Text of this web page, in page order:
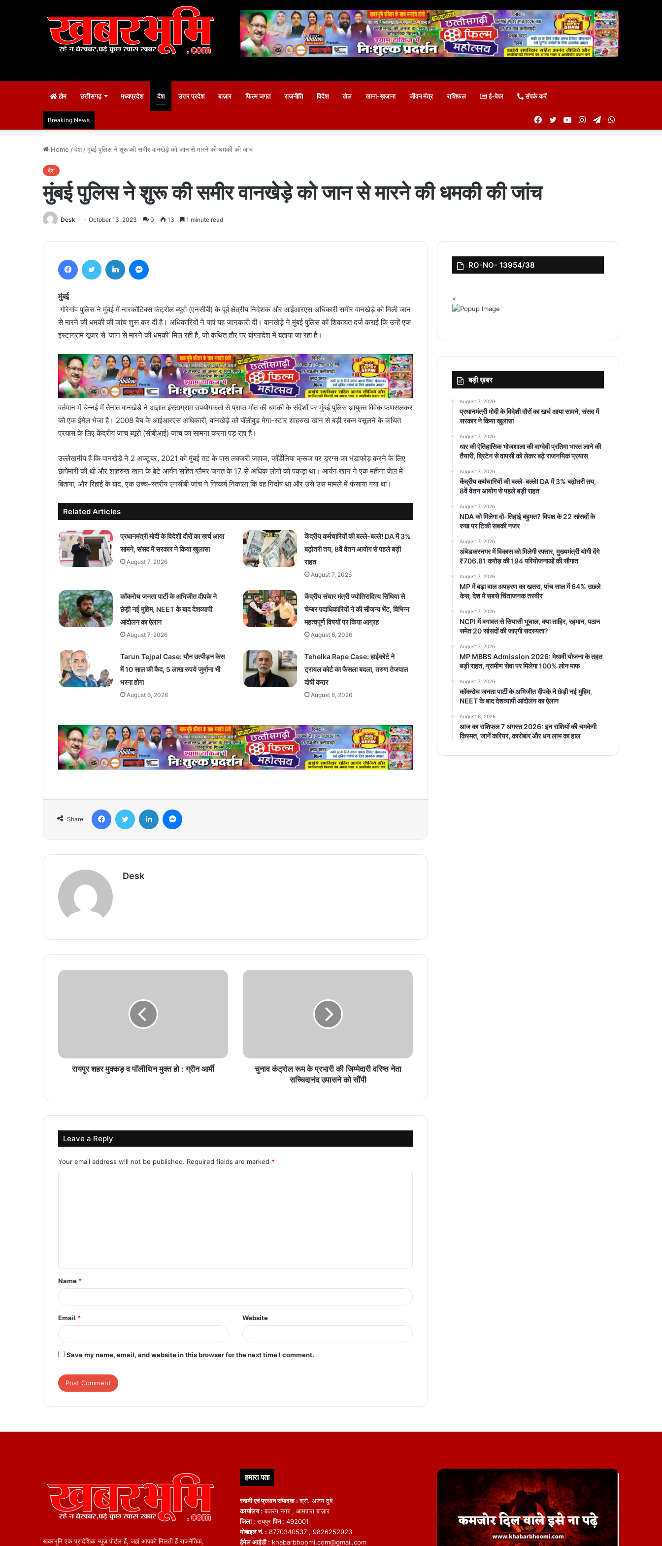
होम छत्तीसगढ़ मध्यप्रदेश देश उत्तर प्रदेश बाज़ार फिल्म जगत राजनीति विदेश खेल खाना-ख़जाना जीवन मंत्र राशिफल ई-पेपर संपर्क करें
Breaking News Telegram
Instagram
YouTube
Twitter
Facebook
Home /देश /मुंबई पुलिस ने शुरू की समीर वानखेड़े को जान से मारने की धमकी की जांच
देश
मुंबई पुलिस ने शुरू की समीर वानखेड़े को जान से मारने की धमकी की जांच
Desk October 13, 2023 0 13 1 minute read
मुंबई
गोरेगांव पुलिस ने मुंबई में नारकोटिक्स कंट्रोल ब्यूरो (एनसीबी) के पूर्व क्षेत्रीय निदेशक और आईआरएस अधिकारी समीर वानखेड़े को मिली जान
से मारने की धमकी की जांच शुरू कर दी है। अधिकारियों ने यहां यह जानकारी दी। वानखेड़े ने मुंबई पुलिस को शिकायत दर्ज कराई कि उन्हें एक
इंस्टाग्राम यूजर से ‘जान से मारने की धमकी’ मिल रही है, जो कथित तौर पर बांग्लादेश में बताया जा रहा है।
वर्तमान में चेन्नई में तैनात वानखेड़े ने अज्ञात इंस्टाग्राम उपयोगकर्ता से प्राप्त मौत की धमकी के संदेशों पर मुंबई पुलिस आयुक्त विवेक फणसलकर
को एक ईमेल भेजा है। 2008 बैच के आईआरएस अधिकारी, वानखेड़े को बॉलीवुड मेगा-स्टार शाहरुख खान से बड़ी रकम वसूलने के कथित
प्रयास के लिए केंद्रीय जांच ब्यूरो (सीबीआई) जांच का सामना करना पड़ रहा है।
उल्लेेखनीय है कि वानखेड़े ने 2 अक्टूबर, 2021 को मुंबई तट के पास लक्जरी जहाज, कॉर्डेलिया क्रूज पर ड्रग्स का भंडाफोड़ करने के लिए
छापेमारी की थी और शाहरुख खान के बेटे आर्यन सहित ग्लैमर जगत के 17 से अधिक लोगों को पकड़ा था। आर्यन खान ने एक महीना जेल में
बिताया, और रिहाई के बाद, एक उच्च-स्तरीय एनसीबी जांच ने निष्कर्ष निकाला कि वह निर्दोष था और उसे उस मामले में फंसाया गया था।
Related Articles
प्रधानमंत्री मोदी के विदेशी दौरों का खर्च आया
सामने, संसद में सरकार ने किया खुलासा
August 7, 2026
केंद्रीय कर्मचारियों की बल्ले-बल्ले! DA में 3%
बढ़ोतरी तय, 8वें वेतन आयोग से पहले बड़ी
राहत
August 7, 2026
कॉकरोच जनता पार्टी के अभिजीत दीपके ने
छेड़ी नई मुहिम, NEET के बाद देशव्यापी
आंदोलन का ऐलान
August 7, 2026
केंद्रीय संचार मंत्री ज्योतिरादित्य सिंधिया से
चेम्बर पदाधिकारियों ने की सौजन्य भेंट, विभिन्न
महत्वपूर्ण विषयों पर किया आग्रह
August 6, 2026
Tarun Tejpal Case: यौन उत्पीड़न केस
में 10 साल की कैद, 5 लाख रुपये जुर्माना भी
भरना होगा
August 6, 2026
Tehelka Rape Case: हाईकोर्ट ने
ट्रायल कोर्ट का फैसला बदला, तरुण तेजपाल
दोषी करार
August 6, 2026
Share
Desk
रायपुर शहर मुक्कड़ व पॉलीथिन मुक्त हो : ग्रीन आर्मी
चुनाव कंट्रोल रूम के प्रभारी की जिम्मेदारी वरिष्ठ नेता
सच्चिदानंद उपासने को सौंपी
Leave a Reply
Your email address will not be published. Required fields are marked *
t
*
Name *
Email * Website
Save my name, email, and website in this browser for the next time I comment.
RO-NO- 13954/38
×
बड़ी ख़बर
August 7, 2026
प्रधानमंत्री मोदी के विदेशी दौरों का खर्च आया सामने, संसद में
सरकार ने किया खुलासा
August 7, 2026
धार की ऐतिहासिक भोजशाला की वाग्देवी प्रतिमा भारत लाने की
तैयारी, ब्रिटेन से वापसी को लेकर बढ़े राजनयिक प्रयास
August 7, 2026
केंद्रीय कर्मचारियों की बल्ले-बल्ले! DA में 3% बढ़ोतरी तय,
8वें वेतन आयोग से पहले बड़ी राहत
August 7, 2026
NDA को मिलेगा दो-तिहाई बहुमत? विपक्ष के 22 सांसदों के
रुख पर टिकी सबकी नजर
August 7, 2026
अंबेडकरनगर में विकास को मिलेगी रफ्तार, मुख्यमंत्री योगी देंगे
₹706.81 करोड़ की 194 परियोजनाओं की सौगात
August 7, 2026
MP में बढ़ा बाल अपहरण का खतरा, पांच साल में 64% उछले
केस; देश में सबसे चिंताजनक तस्वीर
August 7, 2026
NCPI में बगावत से सियासी भूचाल, क्या ताहिर, रहमान, पठान
समेत 20 सांसदों की जाएगी सदस्यता?
August 7, 2026
MP MBBS Admission 2026: मेधावी योजना के तहत
बड़ी राहत, ग्रामीण सेवा पर मिलेगा 100% लोन माफ
August 7, 2026
कॉकरोच जनता पार्टी के अभिजीत दीपके ने छेड़ी नई मुहिम,
NEET के बाद देशव्यापी आंदोलन का ऐलान
August 6, 2026
आज का राशिफल 7 अगस्त 2026: इन राशियों की चमकेगी
किस्मत, जानें करियर, कारोबार और धन लाभ का हाल
खबरभूमि एक प्रादेशिक न्यूज़ पोर्टल हैं, जहां आपको मिलती हैं राजनैतिक,
हमारा पता
स्वामी एवं प्रधान संपादक :श्री. अजय दुबे
कार्यालय : बजरंग नगर , आमपारा बाज़ार
जिला : रायपुरपिन : 492001
मोबाइल नं. : 8770340537 , 9826252923
ईमेल आईडी : khabarbhoomi.com@gmail.com